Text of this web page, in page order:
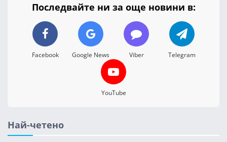
Последвайте ни за още новини в:
Facebook Google News Viber Telegram
YouTube
Най-четено